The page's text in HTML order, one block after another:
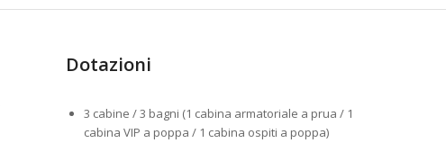
Dotazioni
3 cabine / 3 bagni (1 cabina armatoriale a prua / 1
cabina VIP a poppa / 1 cabina ospiti a poppa)